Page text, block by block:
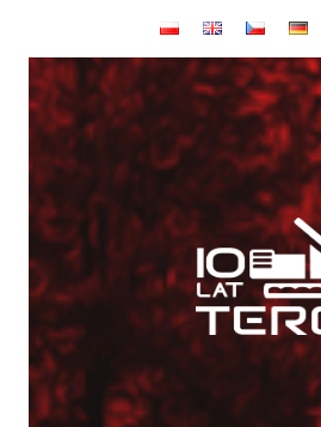
Baza TERGON w dniu 14